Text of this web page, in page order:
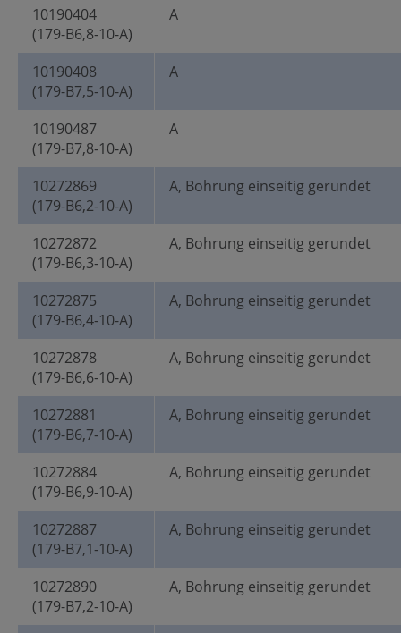
10190404
(179-B6,8-10-A)
A
10190408
(179-B7,5-10-A)
A
10190487
(179-B7,8-10-A)
A
10272869
(179-B6,2-10-A)
A, Bohrung einseitig gerundet
10272872
(179-B6,3-10-A)
A, Bohrung einseitig gerundet
10272875
(179-B6,4-10-A)
A, Bohrung einseitig gerundet
10272878
(179-B6,6-10-A)
A, Bohrung einseitig gerundet
10272881
(179-B6,7-10-A)
A, Bohrung einseitig gerundet
10272884
(179-B6,9-10-A)
A, Bohrung einseitig gerundet
10272887
(179-B7,1-10-A)
A, Bohrung einseitig gerundet
10272890
(179-B7,2-10-A)
A, Bohrung einseitig gerundet